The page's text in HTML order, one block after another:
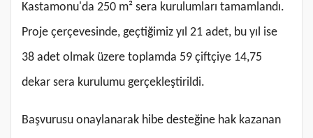
Kastamonu'da 250 m² sera kurulumları tamamlandı.
Proje çerçevesinde, geçtiğimiz yıl 21 adet, bu yıl ise
38 adet olmak üzere toplamda 59 çiftçiye 14,75
dekar sera kurulumu gerçekleştirildi.
Başvurusu onaylanarak hibe desteğine hak kazanan